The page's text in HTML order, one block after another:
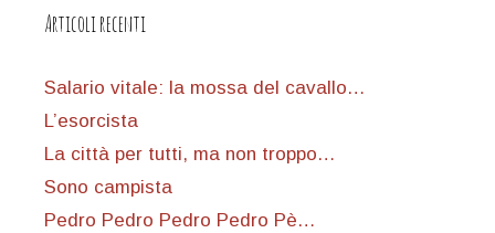
Articoli recenti
Salario vitale: la mossa del cavallo…
L’esorcista
La città per tutti, ma non troppo…
Sono campista
Pedro Pedro Pedro Pedro Pè…